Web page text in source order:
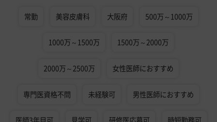
常勤 美容皮膚科 大阪府 500万～1000万
1000万～1500万 1500万～2000万
2000万～2500万 女性医師におすすめ
専門医資格不問 未経験可 男性医師におすすめ